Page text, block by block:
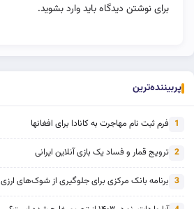
برای نوشتن دیدگاه بایدوارد بشوید.
پربیننده‌ترین
1 فرم ثبت نام مهاجرت به کانادا برای افغانها
2 ترویج قمار و فساد یک بازی آنلاین ایرانی
3 برنامه بانک مرکزی برای جلوگیری از شوک‌های ارزی